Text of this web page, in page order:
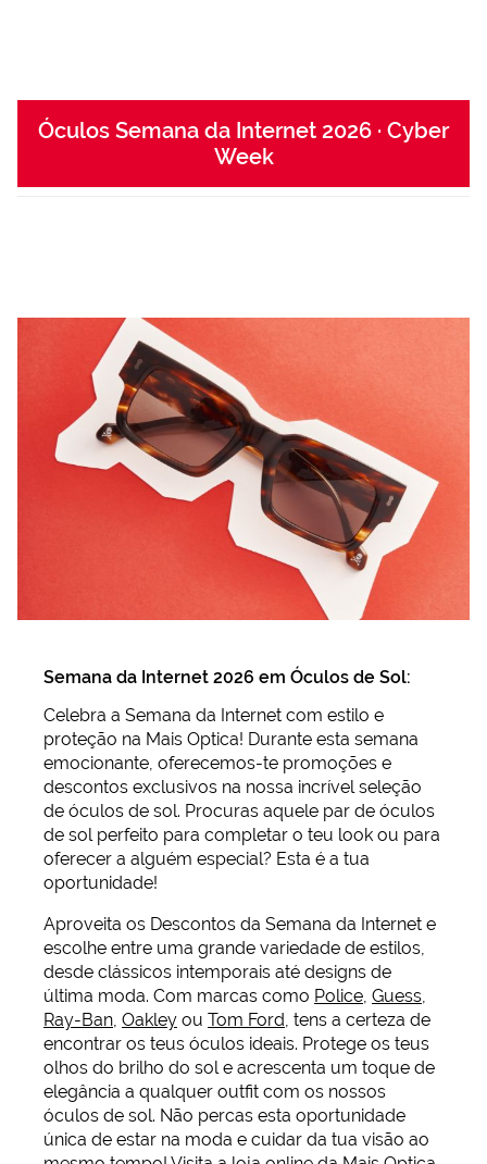
Óculos Semana da Internet 2026 · Cyber
Week
Semana da Internet 2026 em Óculos de Sol:
Celebra a Semana da Internet com estilo e
proteção na Mais Optica! Durante esta semana
emocionante, oferecemos-te promoções e
descontos exclusivos na nossa incrível seleção
de óculos de sol. Procuras aquele par de óculos
de sol perfeito para completar o teu look ou para
oferecer a alguém especial? Esta é a tua
oportunidade!
Aproveita os Descontos da Semana da Internet e
escolhe entre uma grande variedade de estilos,
desde clássicos intemporais até designs de
última moda. Com marcas como Police Guess
Ray-Ban Oakley ou Tom Ford , tens a certeza de
encontrar os teus óculos ideais. Protege os teus
olhos do brilho do sol e acrescenta um toque de
elegância a qualquer outfit com os nossos
óculos de sol. Não percas esta oportunidade
única de estar na moda e cuidar da tua visão ao